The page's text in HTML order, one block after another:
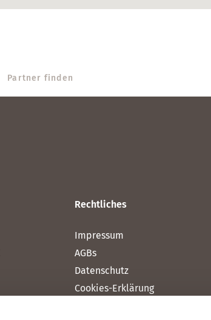
Partner finden
Rechtliches
Impressum
AGBs
Datenschutz
Cookies-Erklärung